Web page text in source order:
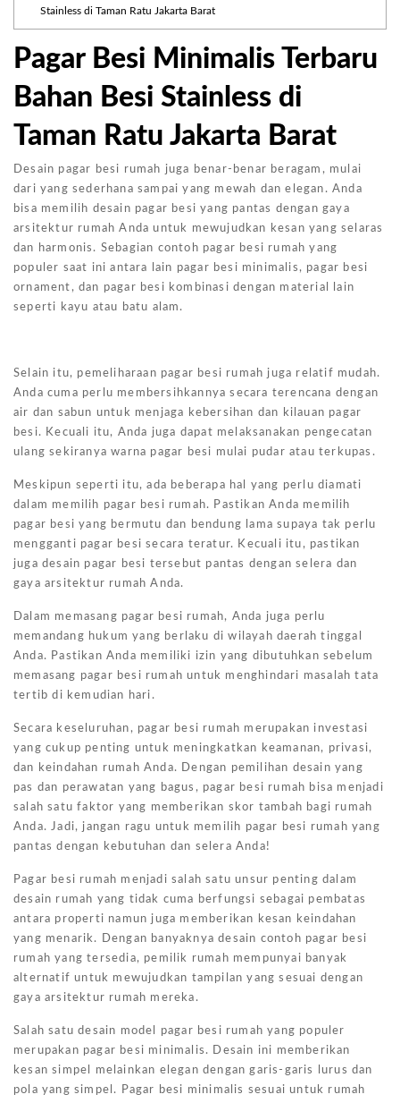
Stainless di Taman Ratu Jakarta Barat
Pagar Besi Minimalis Terbaru
Bahan Besi Stainless di
Taman Ratu Jakarta Barat
Desain pagar besi rumah juga benar-benar beragam, mulai
dari yang sederhana sampai yang mewah dan elegan. Anda
bisa memilih desain pagar besi yang pantas dengan gaya
arsitektur rumah Anda untuk mewujudkan kesan yang selaras
dan harmonis. Sebagian contoh pagar besi rumah yang
populer saat ini antara lain pagar besi minimalis, pagar besi
ornament, dan pagar besi kombinasi dengan material lain
seperti kayu atau batu alam.
Selain itu, pemeliharaan pagar besi rumah juga relatif mudah.
Anda cuma perlu membersihkannya secara terencana dengan
air dan sabun untuk menjaga kebersihan dan kilauan pagar
besi. Kecuali itu, Anda juga dapat melaksanakan pengecatan
ulang sekiranya warna pagar besi mulai pudar atau terkupas.
Meskipun seperti itu, ada beberapa hal yang perlu diamati
dalam memilih pagar besi rumah. Pastikan Anda memilih
pagar besi yang bermutu dan bendung lama supaya tak perlu
mengganti pagar besi secara teratur. Kecuali itu, pastikan
juga desain pagar besi tersebut pantas dengan selera dan
gaya arsitektur rumah Anda.
Dalam memasang pagar besi rumah, Anda juga perlu
memandang hukum yang berlaku di wilayah daerah tinggal
Anda. Pastikan Anda memiliki izin yang dibutuhkan sebelum
memasang pagar besi rumah untuk menghindari masalah tata
tertib di kemudian hari.
Secara keseluruhan, pagar besi rumah merupakan investasi
yang cukup penting untuk meningkatkan keamanan, privasi,
dan keindahan rumah Anda. Dengan pemilihan desain yang
pas dan perawatan yang bagus, pagar besi rumah bisa menjadi
salah satu faktor yang memberikan skor tambah bagi rumah
Anda. Jadi, jangan ragu untuk memilih pagar besi rumah yang
pantas dengan kebutuhan dan selera Anda!
Pagar besi rumah menjadi salah satu unsur penting dalam
desain rumah yang tidak cuma berfungsi sebagai pembatas
antara properti namun juga memberikan kesan keindahan
yang menarik. Dengan banyaknya desain contoh pagar besi
rumah yang tersedia, pemilik rumah mempunyai banyak
alternatif untuk mewujudkan tampilan yang sesuai dengan
gaya arsitektur rumah mereka.
Salah satu desain model pagar besi rumah yang populer
merupakan pagar besi minimalis. Desain ini memberikan
kesan simpel melainkan elegan dengan garis-garis lurus dan
pola yang simpel. Pagar besi minimalis sesuai untuk rumah